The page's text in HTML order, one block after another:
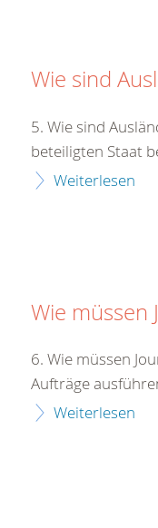
Wie sind
5. Wie sind
beteiligten Staat
Weiterlesen
Wie müssen
6. Wie müssen
Aufträge
Weiterlesen